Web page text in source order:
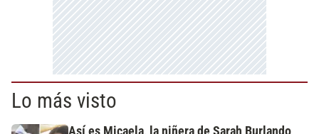
Lo más visto
Así es Micaela, la niñera de Sarah Burlando